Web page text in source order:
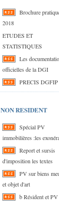
Brochure
2018
ETUDES ET
STATISTIQUES
Les
officielles de la DGI
PRECIS DGFIP
NON RESIDENT
Spécial PV
immobilières :les
Report et sursis
d'imposition les textes
PV sur biens
et objet d'art
b Résident et PV